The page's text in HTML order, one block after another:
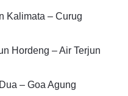
Kalimata – Curug
Hordeng – Air Terjun
– Goa Agung